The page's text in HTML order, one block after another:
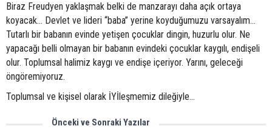
Biraz Freudyen yaklaşmak belki de manzarayı daha açık ortaya
koyacak… Devlet ve lideri “baba” yerine koyduğumuzu varsayalım…
Tutarlı bir babanın evinde yetişen çocuklar dingin, huzurlu olur. Ne
yapacağı belli olmayan bir babanın evindeki çocuklar kaygılı, endişeli
olur. Toplumsal halimiz kaygı ve endişe içeriyor. Yarını, geleceği
öngöremiyoruz.
Toplumsal ve kişisel olarak İYİleşmemiz dileğiyle…
Önceki ve Sonraki Yazılar